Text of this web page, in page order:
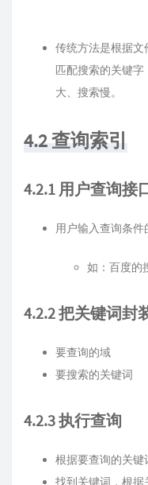
传统方法是根据文
匹配搜索的关键
大、搜索慢。
4.2 查询索引
4.2.1 用户查询接
用户输入查询条件
如：百度的
4.2.2 把关键词封
要查询的域
要搜索的关键词
4.2.3 执行查询
根据要查询的关
找到关键词，根据